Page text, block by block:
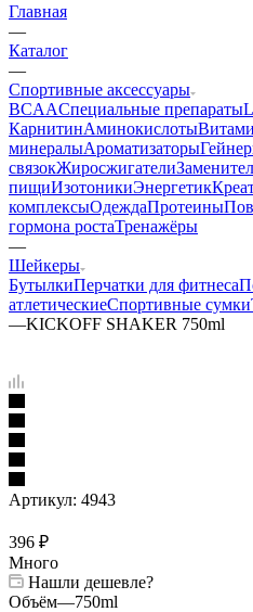
Главная
—
Каталог
—
Спортивные аксессуары
BCAACпециальные препараты
КарнитинАминокислоты
минералыАроматизаторы
связокЖиросжигатели
пищиИзотоникиЭнергетик
комплексыОдеждаПротеины
гормона ростаТренажёры
—
Шейкеры
БутылкиПерчатки для фитнеса
атлетическиеСпортивные сумки
—KICKOFF SHAKER 750ml
Артикул: 4943
396 ₽
Много
Нашли дешевле?
Объём—750ml